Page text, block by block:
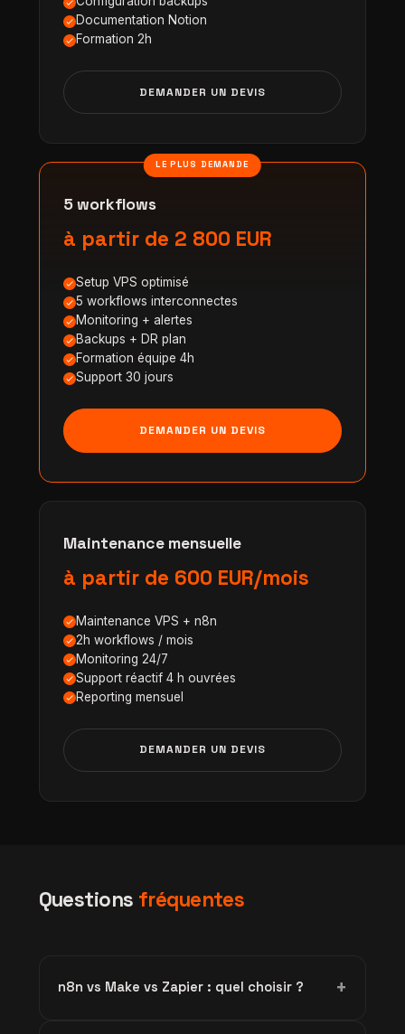
Documentation Notion
Formation 2h
DEMANDER UN DEVIS
LE PLUS DEMANDE
5 workflows
à partir de 2 800 EUR
Setup VPS optimisé
5 workflows interconnectes
Monitoring + alertes
Backups + DR plan
Formation équipe 4h
Support 30 jours
DEMANDER UN DEVIS
Maintenance mensuelle
à partir de 600 EUR/mois
Maintenance VPS + n8n
2h workflows / mois
Monitoring 24/7
Support réactif 4 h ouvrées
Reporting mensuel
DEMANDER UN DEVIS
Questions fréquentes
n8n vs Make vs Zapier : quel choisir ? +